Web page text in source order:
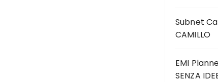
Subnet
CAMILLO
EMI
SENZA